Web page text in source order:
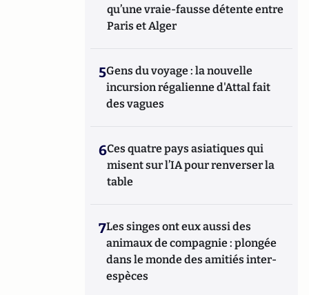
qu’une vraie-fausse détente entre
Paris et Alger
5Gens du voyage : la nouvelle
incursion régalienne d'Attal fait
des vagues
6Ces quatre pays asiatiques qui
misent sur l’IA pour renverser la
table
7Les singes ont eux aussi des
animaux de compagnie : plongée
dans le monde des amitiés inter-
espèces